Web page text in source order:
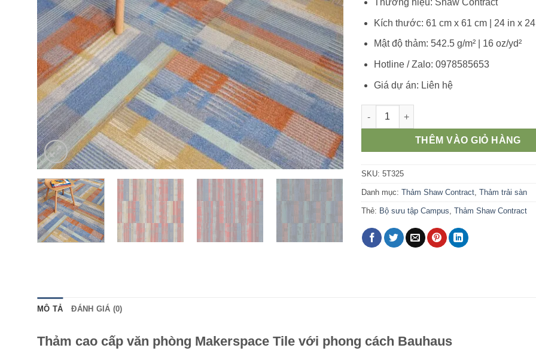
Thương hiệu: Shaw Contract
Kích thước: 61 cm x 61 cm | 24 in x
Mật độ thảm: 542.5 g/m² | 16 oz/yd²
Hotline / Zalo: 0978585653
Giá dự án: Liên hệ
Thảm cao cấp văn phòng Makerspace Tile
THÊM VÀO GIỎ HÀNG
SKU: 5T325
Danh mục: Thảm Shaw Contract, Thảm trải sàn
Thẻ: Bộ sưu tập Campus, Thảm Shaw Contract
MÔ TẢ ĐÁNH GIÁ (0)
Thảm cao cấp văn phòng Makerspace Tile với phong cách Bauhaus